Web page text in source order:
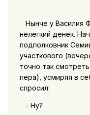
Нынче у Василия
нелегкий денек.
подполковник
участкового
точно так
пера), усмиряя в
спросил:
- Ну?